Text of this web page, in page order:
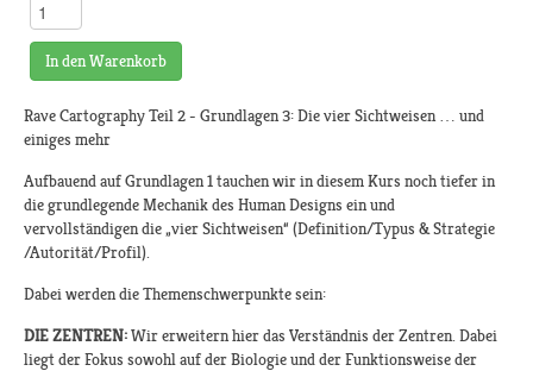
In den Warenkorb
Rave Cartography Teil 2 - Grundlagen 3: Die vier Sichtweisen … und
einiges mehr
Aufbauend auf Grundlagen 1 tauchen wir in diesem Kurs noch tiefer in
die grundlegende Mechanik des Human Designs ein und
vervollständigen die „vier Sichtweisen“ (Definition/Typus & Strategie
/Autorität/Profil).
Dabei werden die Themenschwerpunkte sein:
DIE ZENTREN:Wir erweitern hier das Verständnis der Zentren. Dabei
liegt der Fokus sowohl auf der Biologie und der Funktionsweise der